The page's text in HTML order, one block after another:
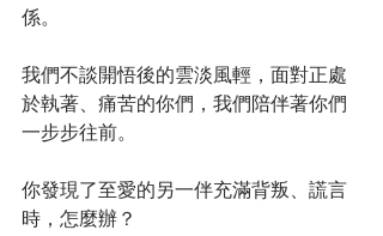
係。
我們不談開悟後的雲淡風輕，面對正處
於執著、痛苦的你們，我們陪伴著你們
一步步往前。
你發現了至愛的另一伴充滿背叛、謊言
時，怎麼辦？